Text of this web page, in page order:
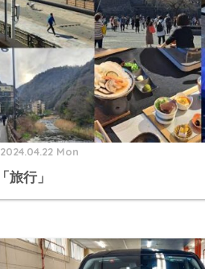
2024.04.22 Mon
「旅行」